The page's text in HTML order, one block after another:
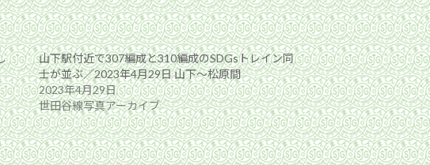
山下駅付近で307編成と310編成のSDGsトレイン同
士が並ぶ／2023年4月29日 山下〜松原間
2023年4月29日
世田谷線写真アーカイブ